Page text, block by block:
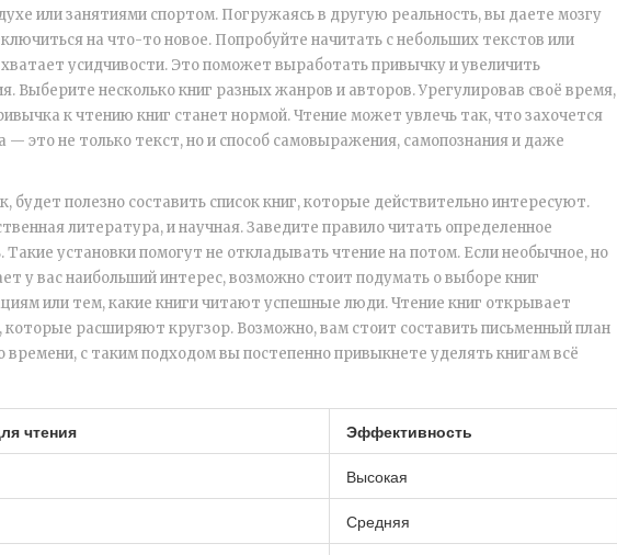
или занятиями спортом. Погружаясь в другую реальность, вы даете мозгу
на что-то новое. Попробуйте начитать с небольших текстов или
хватает усидчивости. Это поможет выработать привычку и увеличить
Выберите несколько книг разных жанров и авторов. Урегулировав своё время,
к чтению книг станет нормой. Чтение может увлечь так, что захочется
— это не только текст, но и способ самовыражения, самопознания и даже
будет полезно составить список книг, которые действительно интересуют.
литература, и научная. Заведите правило читать определенное
Такие установки помогут не откладывать чтение на потом. Если необычное, но
у вас наибольший интерес, возможно стоит подумать о выборе книг
или тем, какие книги читают успешные люди. Чтение книг открывает
которые расширяют кругзор. Возможно, вам стоит составить письменный план
времени, с таким подходом вы постепенно привыкнете уделять книгам всё
чтения Эффективность
Высокая
Средняя